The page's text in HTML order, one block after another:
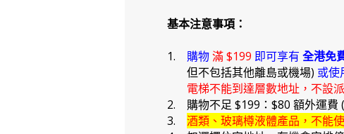
基本注意事項：
1. 購物滿 $199 即可享有 全港免
但不包括其他離島或機場) 或使
電梯不能到達層數地址，不設
2. 購物不足 $199：$80 額外運費
3. 酒類、玻璃樽液體產品，不能